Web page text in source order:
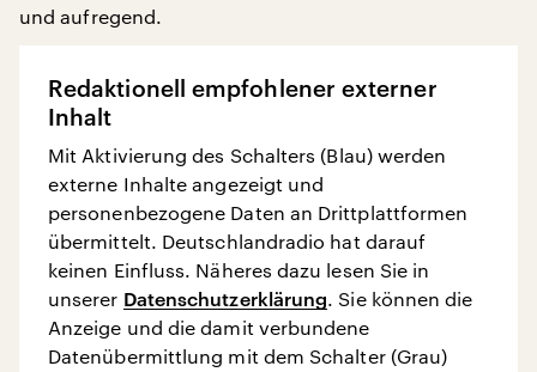
und aufregend.
Redaktionell empfohlener externer
Inhalt
Mit Aktivierung des Schalters (Blau) werden
externe Inhalte angezeigt und
personenbezogene Daten an Drittplattformen
übermittelt. Deutschlandradio hat darauf
keinen Einfluss. Näheres dazu lesen Sie in
unserer Datenschutzerklärung. Sie können die
Anzeige und die damit verbundene
Datenübermittlung mit dem Schalter (Grau)